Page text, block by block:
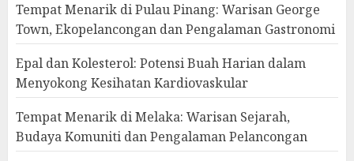
Tempat Menarik di Pulau Pinang: Warisan George
Town, Ekopelancongan dan Pengalaman Gastronomi
Epal dan Kolesterol: Potensi Buah Harian dalam
Menyokong Kesihatan Kardiovaskular
Tempat Menarik di Melaka: Warisan Sejarah,
Budaya Komuniti dan Pengalaman Pelancongan